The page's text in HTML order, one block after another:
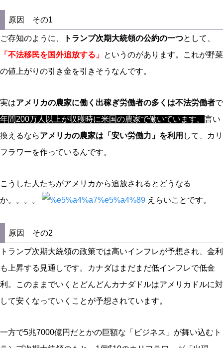
原因 その1
ご存知のように、 トランプ次期大統領の公約の一つとして、
「不法移民を国外追放する」 というのがあります。これが野菜
の値上がりの引き金を引きそうなんです。
実はアメリカの農家に働く出稼ぎ労働者の多くは不法労働者で
年間200万人以上が収穫時に米国の農家で働いています。 言い
換えるならアメリカの農家は「安い労働力」を利用 して、カリ
フラワーを作っているんです。
こうした人たちがアメリカから追放されるとどうなる
か。。。。
えらいことです。
原因 その2
トランプ次期大統領の政策では高いインフレが予想され、金利
も上昇する見通しです。カナダはまだまだ低インフレで低金
利。このままでいくとどんどんカナダドルはアメリカドルに対
して安くなっていくことが予想されています。
一方で5兆7000億円だとかの巨額な「ビジネス」が舞い込むト